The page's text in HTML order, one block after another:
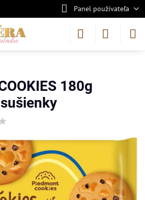
Panel používateľa
180g